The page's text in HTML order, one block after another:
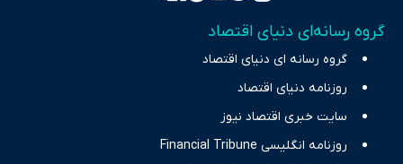
چالش‌های فقر و بیکاری را جست‌وجو کرده و در کنار تحلیل آمارها،
نیازهای خبری مخاطبان در حوزه‌های اثرگذار بر اقتصاد را با رویکردی
حرفه‌ای و روزآمد پوشش می‌دهیم.
گروه رسانه‌ای دنیای اقتصاد
گروه رسانه ای دنیای اقتصاد
روزنامه دنیای اقتصاد
سایت خبری اقتصاد نیوز
روزنامه انگلیسی Financial Tribune